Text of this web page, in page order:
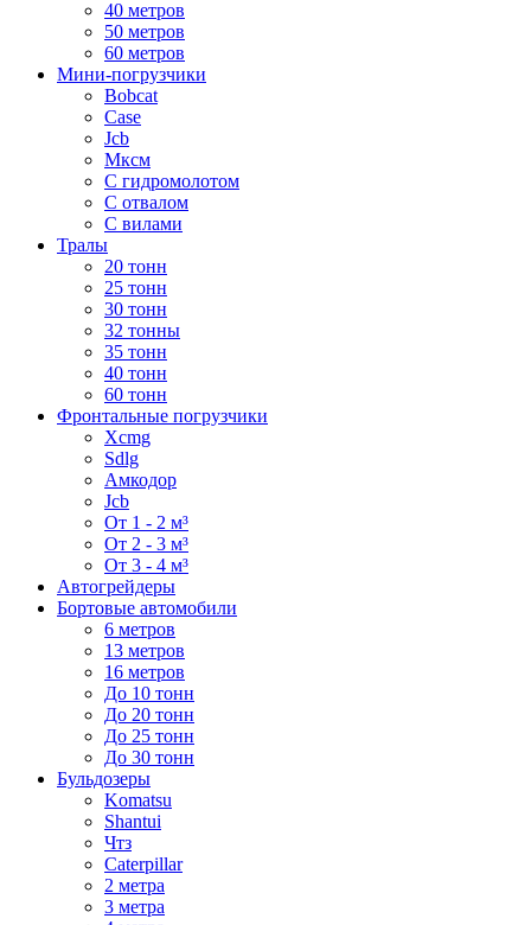
40 метров
50 метров
60 метров
Мини-погрузчики
Bobcat
Case
Jcb
Мксм
С гидромолотом
С отвалом
С вилами
Тралы
20 тонн
25 тонн
30 тонн
32 тонны
35 тонн
40 тонн
60 тонн
Фронтальные погрузчики
Xcmg
Sdlg
Амкодор
Jcb
От 1 - 2 м³
От 2 - 3 м³
От 3 - 4 м³
Автогрейдеры
Бортовые автомобили
6 метров
13 метров
16 метров
До 10 тонн
До 20 тонн
До 25 тонн
До 30 тонн
Бульдозеры
Komatsu
Shantui
Чтз
Caterpillar
2 метра
3 метра